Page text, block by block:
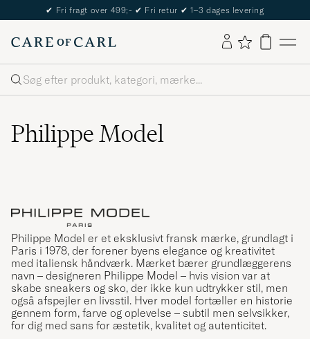
✔ Fri fragt over 499;- ✔ Fri retur ✔ 1–3 dages levering
Søg
Philippe Model
Philippe Model er et eksklusivt fransk mærke, grundlagt i
Paris i 1978, der forener byens elegance og kreativitet
med italiensk håndværk. Mærket bærer grundlæggerens
navn – designeren Philippe Model – hvis vision var at
skabe sneakers og sko, der ikke kun udtrykker stil, men
også afspejler en livsstil. Hver model fortæller en historie
gennem form, farve og oplevelse – subtil men selvsikker,
for dig med sans for æstetik, kvalitet og autenticitet.